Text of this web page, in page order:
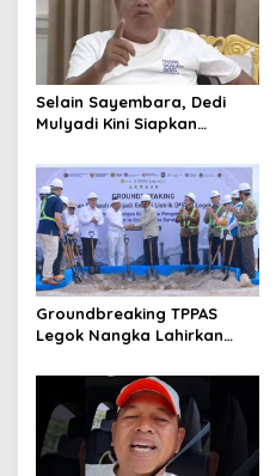
Selain Sayembara, Dedi
Mulyadi Kini Siapkan
Sebarkan Lokasi Penjualan
Narkotika
Groundbreaking TPPAS
Legok Nangka Lahirkan
Penyelesaian Sampah
Bandung Raya